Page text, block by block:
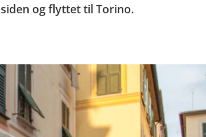
og flyttet til Torino.